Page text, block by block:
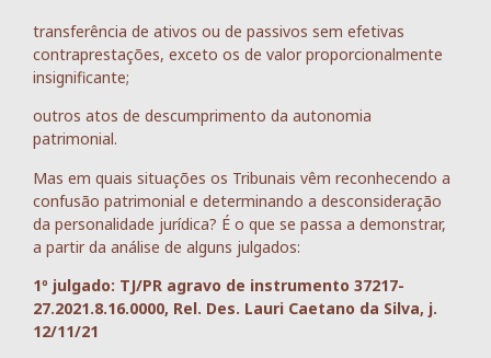
transferência de ativos ou de passivos sem efetivas
contraprestações, exceto os de valor proporcionalmente
insignificante;
outros atos de descumprimento da autonomia
patrimonial.
Mas em quais situações os Tribunais vêm reconhecendo a
confusão patrimonial e determinando a desconsideração
da personalidade jurídica? É o que se passa a demonstrar,
a partir da análise de alguns julgados:
1º julgado: TJ/PR agravo de instrumento 37217-
27.2021.8.16.0000, Rel. Des. Lauri Caetano da Silva, j.
12/11/21